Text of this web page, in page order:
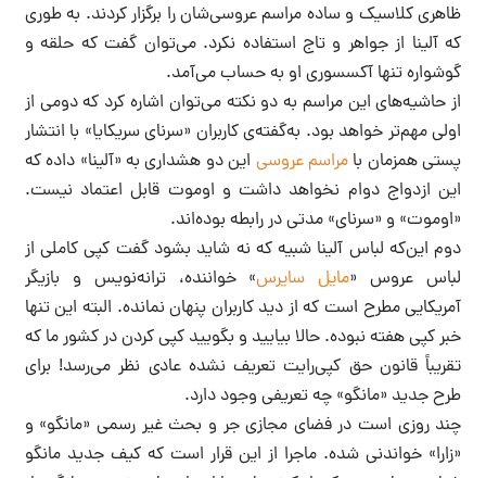
ظاهری کلاسیک و ساده مراسم عروسی‌شان را برگزار کردند‌. به طوری
که آلینا از جواهر و تاج استفاده نکرد. می‌توان گفت که حلقه و
گوشواره تنها آکسسوری او به حساب می‌آمد.
از حاشیه‌های این مراسم به دو نکته می‌توان اشاره کرد که دومی از
اولی مهم‌تر خواهد بود. به‌گفته‌ی کاربران «سرنای سریکایا» با انتشار
پستی همزمان با مراسم عروسی این دو هشداری به «آلینا» داده که
این ازدواج دوام نخواهد داشت و اوموت قابل اعتماد نیست.
«اوموت» و «سرنای» مدتی در رابطه بوده‌اند.
دوم این‌که لباس آلینا شبیه که نه شاید بشود گفت کپی کاملی از
لباس عروس «مایل سایرس» خواننده، ترانه‌نویس و بازیگر
آمریکایی مطرح است که از دید کاربران پنهان نمانده. البته این تنها
خبر کپی هفته نبوده. حالا بیایید و بگویید کپی کردن در کشور ما که
تقریباً قانون حق کپی‌رایت تعریف نشده عادی نظر می‌رسد! برای
طرح جدید «مانگو» چه تعریفی وجود دارد.
چند روزی است در فضای مجازی جر و بحث غیر رسمی «مانگو» و
«زارا» خواندنی شده. ماجرا از این قرار است که کیف جدید مانگو